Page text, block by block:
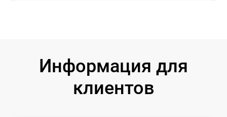
Информация для
клиентов